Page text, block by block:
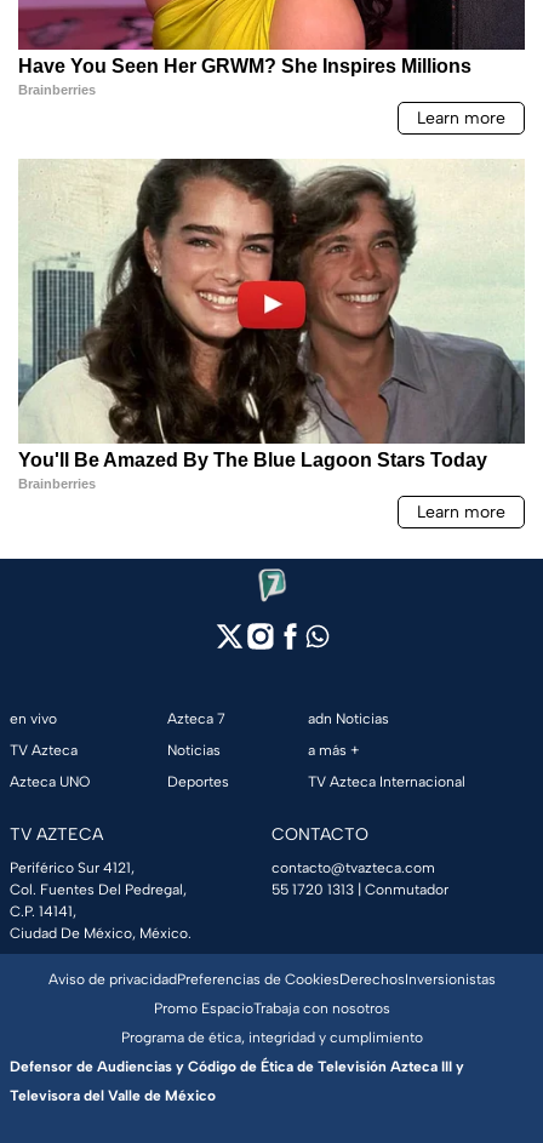
en vivo
TV Azteca
Azteca UNO
Azteca 7
Noticias
Deportes
adn Noticias
a más +
TV Azteca Internacional
TV AZTECA
Periférico Sur 4121,
Col. Fuentes Del Pedregal,
C.P. 14141,
Ciudad De México, México.
CONTACTO
contacto@tvazteca.com
55 1720 1313 | Conmutador
Aviso de privacidadPreferencias de CookiesDerechosInversionistas
Promo EspacioTrabaja con nosotros
Programa de ética, integridad y cumplimiento
Defensor de Audiencias y Código de Ética de Televisión Azteca III y
Televisora del Valle de México